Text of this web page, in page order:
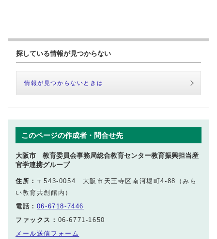
探している情報が見つからない
情報が見つからないときは
このページの作成者・問合せ先
大阪市 教育委員会事務局総合教育センター教育振興担当産
官学連携グループ
住所： 〒543-0054 大阪市天王寺区南河堀町4-88（みら
い教育共創館内）
電話： 06-6718-7446
ファックス： 06-6771-1650
メール送信フォーム